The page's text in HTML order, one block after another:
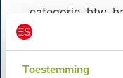
Toestemming
categorie, btw,
Randapparatuur
scanner en
een scanronde.